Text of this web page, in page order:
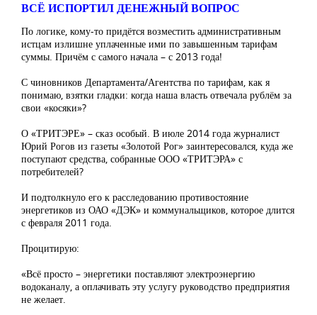
ВСЁ ИСПОРТИЛ ДЕНЕЖНЫЙ ВОПРОС
По логике, кому-то придётся возместить административным
истцам излишне уплаченные ими по завышенным тарифам
суммы. Причём с самого начала – с 2013 года!
С чиновников Департамента/Агентства по тарифам, как я
понимаю, взятки гладки: когда наша власть отвечала рублём за
свои «косяки»?
О «ТРИТЭРЕ» – сказ особый. В июле 2014 года журналист
Юрий Рогов из газеты «Золотой Рог» заинтересовался, куда же
поступают средства, собранные ООО «ТРИТЭРА» с
потребителей?
И подтолкнуло его к расследованию противостояние
энергетиков из ОАО «ДЭК» и коммунальщиков, которое длится
с февраля 2011 года.
Процитирую:
«Всё просто – энергетики поставляют электроэнергию
водоканалу, а оплачивать эту услугу руководство предприятия
не желает.